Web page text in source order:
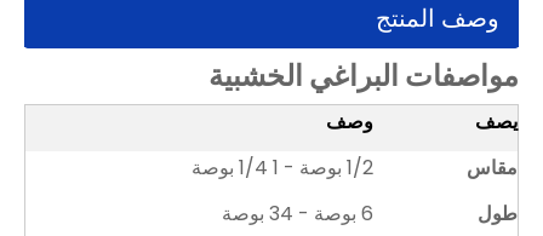
وصف المنتج
مواصفات البراغي الخشبية
يصف
وصف
مقاس
1/2 بوصة - 1 1/4 بوصة
طول
6 بوصة - 34 بوصة